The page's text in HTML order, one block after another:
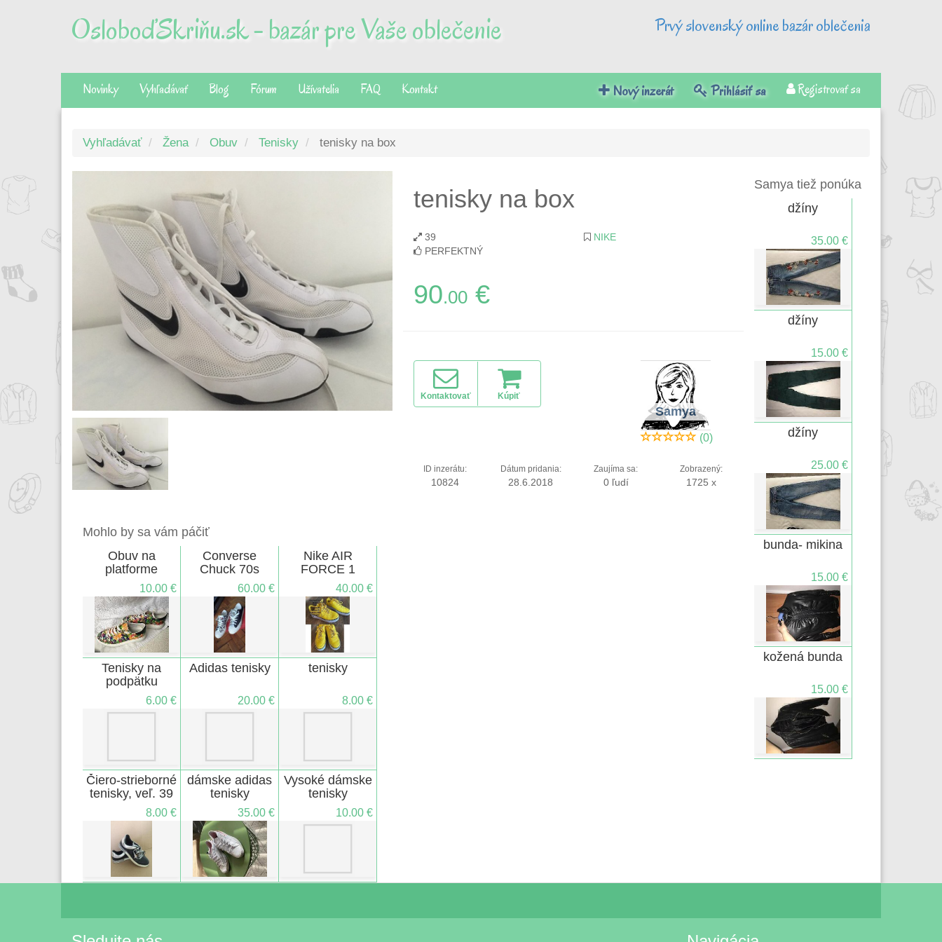
OsloboďSkriňu.sk - bazár pre Vaše oblečenie Prvý slovenský online bazár oblečenia
Novinky Vyhľadávať Blog Fórum Užívatelia FAQ Kontakt Nový inzerát Prihlásiť sa Registrovať sa
Vyhľadávať Žena Obuv Tenisky tenisky na box
Mohlo by sa vám páčiť
Obuv na
platforme
10.00 €
Converse
Chuck 70s
60.00 €
Nike AIR
FORCE 1
40.00 €
Tenisky na
podpätku
6.00 €
Adidas tenisky
20.00 €
tenisky
8.00 €
Čiero-strieborné
tenisky, veľ. 39
8.00 €
dámske adidas
tenisky
35.00 €
Vysoké dámske
tenisky
CONVERSE
štýlu
10.00 €
tenisky na box
39
NIKE
PERFEKTNÝ
90.00 €
Kontaktovať Kúpiť
Samya
(0)
ID inzerátu:
10824
Dátum pridania:
28.6.2018
Zaujíma sa:
0 ľudí
Zobrazený:
1725 x
Samya tiež ponúka
džíny
35.00 €
džíny
15.00 €
džíny
25.00 €
bunda- mikina
15.00 €
kožená bunda
15.00 €